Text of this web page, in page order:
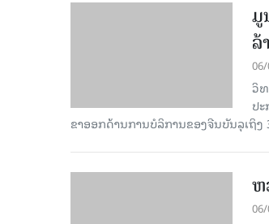
ມູ
ລ້
ວິ
ປ
ຂາອອກດ້ານການບໍລິການຂອງຈີນບັນລຸເຖິງ
ຫ